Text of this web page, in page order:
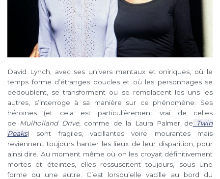
David Lynch, avec ses univers mentaux et oniriques, où le
temps forme d’étranges boucles et où les personnages se
dédoublent, se transforment ou se remplacent les uns les
autres, s’interroge à sa manière sur ce phénomène. Ses
héroïnes (et cela est particulièrement vrai de celles
de Mulholland Drive, comme de la Laura Palmer de
Twin
Peaks) sont fragiles, vacillantes voire mourantes mais
reviennent toujours hanter les lieux de leur disparition, pour
ainsi dire. Au moment même où on les croyait définitivement
mortes et éteintes, elles ressuscitent toujours, sous une
forme ou une autre. C’est lorsqu’elle vacille au bord du